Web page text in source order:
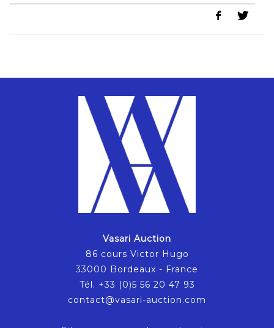
Vasari Auction
86 cours Victor Hugo
33000 Bordeaux - France
Tél. +33 (0)5 56 20 47 93
contact@vasari-auction.com